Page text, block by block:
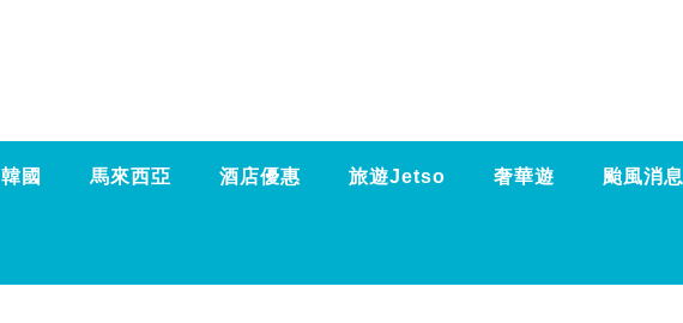
韓國 馬來西亞 酒店優惠 旅遊Jetso 奢華遊 颱風消息